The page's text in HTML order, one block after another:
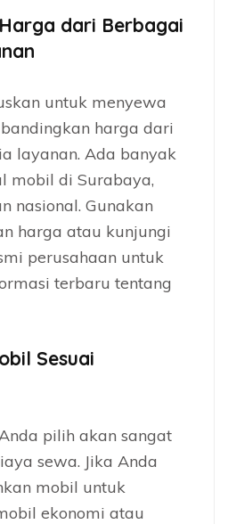
dari Berbagai
untuk menyewa
harga dari
layanan. Ada banyak
mobil di Surabaya,
nasional. Gunakan
harga atau kunjungi
perusahaan untuk
terbaru tentang
Sesuai
pilih akan sangat
sewa. Jika Anda
mobil untuk
ekonomi atau